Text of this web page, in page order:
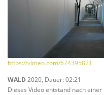
https://vimeo.com/674395821
WALD 2020, Dauer: 02:21
Dieses Video entstand nach